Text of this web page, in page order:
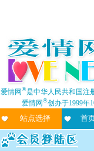
爱情网®是中华人民共和国注
爱情网®创办于1999年
站点选择 首